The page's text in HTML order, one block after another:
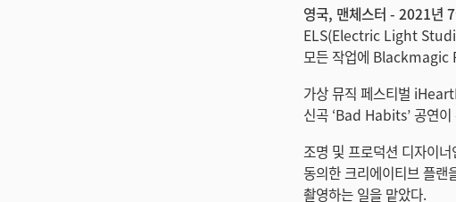
영국, 맨체스터 - 2021년
ELS(Electric Light
모든 작업에 Blackmagic
가상 뮤직 페스티벌
신곡 ‘Bad Habits’ 공연
조명 및 프로덕션 디자이
동의한 크리에이티브 플랜
촬영하는 일을 맡았다.